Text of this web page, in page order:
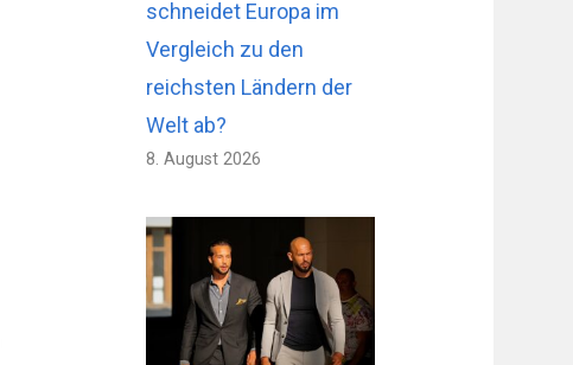
schneidet Europa im
Vergleich zu den
reichsten Ländern der
Welt ab?
8. August 2026